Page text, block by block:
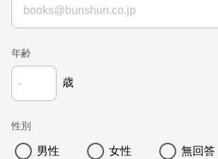
年齢
歳
性別
男性 女性 無回答